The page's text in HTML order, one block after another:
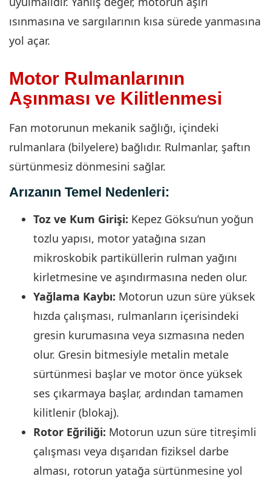
ısınmasına ve sargılarının kısa sürede yanmasına
yol açar.
Motor Rulmanlarının
Aşınması ve Kilitlenmesi
Fan motorunun mekanik sağlığı, içindeki
rulmanlara (bilyelere) bağlıdır. Rulmanlar, şaftın
sürtünmesiz dönmesini sağlar.
Arızanın Temel Nedenleri:
Toz ve Kum Girişi: Kepez Göksu’nun yoğun
tozlu yapısı, motor yatağına sızan
mikroskobik partiküllerin rulman yağını
kirletmesine ve aşındırmasına neden olur.
Yağlama Kaybı: Motorun uzun süre yüksek
hızda çalışması, rulmanların içerisindeki
gresin kurumasına veya sızmasına neden
olur. Gresin bitmesiyle metalin metale
sürtünmesi başlar ve motor önce yüksek
ses çıkarmaya başlar, ardından tamamen
kilitlenir (blokaj).
Rotor Eğriliği: Motorun uzun süre titreşimli
çalışması veya dışarıdan fiziksel darbe
alması, rotorun yatağa sürtünmesine yol